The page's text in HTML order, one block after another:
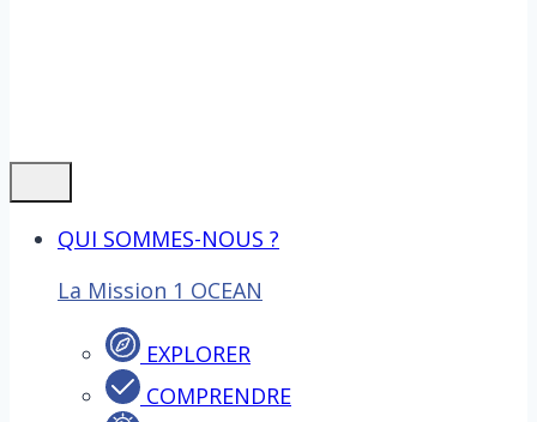
QUI SOMMES-NOUS ?
La Mission 1 OCEAN
EXPLORER
COMPRENDRE